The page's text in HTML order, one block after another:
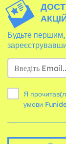
Будьте першим,
Я
умови